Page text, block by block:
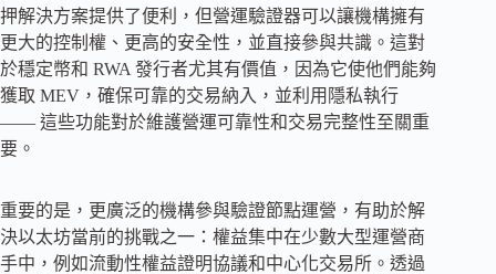
押解決方案提供了便利，但營運驗證器可以讓機構擁有
更大的控制權、更高的安全性，並直接參與共識。這對
於穩定幣和 RWA 發行者尤其有價值，因為它使他們能夠
獲取 MEV，確保可靠的交易納入，並利用隱私執行
—— 這些功能對於維護營運可靠性和交易完整性至關重
要。
重要的是，更廣泛的機構參與驗證節點運營，有助於解
決以太坊當前的挑戰之一：權益集中在少數大型運營商
手中，例如流動性權益證明協議和中心化交易所。透過